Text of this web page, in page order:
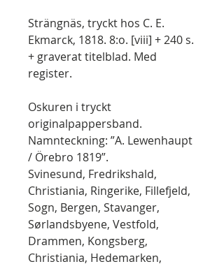
Strängnäs, tryckt hos C. E.
Ekmarck, 1818. 8:o. [viii] + 240 s.
+ graverat titelblad. Med
register.
Oskuren i tryckt
originalpappersband.
Namnteckning: ”A. Lewenhaupt
/ Örebro 1819”.
Svinesund, Fredrikshald,
Christiania, Ringerike, Fillefjeld,
Sogn, Bergen, Stavanger,
Sørlandsbyene, Vestfold,
Drammen, Kongsberg,
Christiania, Hedemarken,